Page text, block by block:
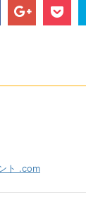
ト .com